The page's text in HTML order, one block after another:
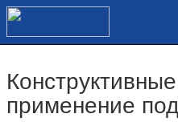
применение